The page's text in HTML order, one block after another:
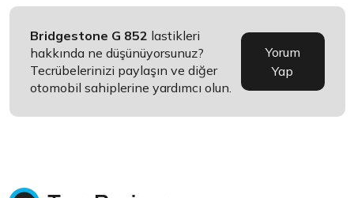
Bridgestone G 852 lastikleri
hakkında ne düşünüyorsunuz?
Tecrübelerinizi paylaşın ve diğer
otomobil sahiplerine yardımcı olun.
Yorum
Yap